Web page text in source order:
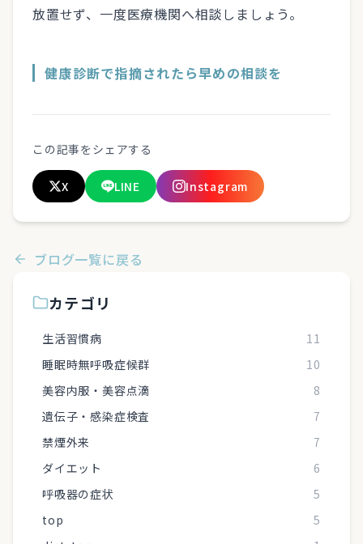
放置せず、一度医療機関へ相談しましょう。
健康診断で指摘されたら早めの相談を
この記事をシェアする
X LINE Instagram
ブログ一覧に戻る
カテゴリ
生活習慣病
11
睡眠時無呼吸症候群
10
美容内服・美容点滴
8
遺伝子・感染症検査
7
禁煙外来
7
ダイエット
6
呼吸器の症状
5
top
5